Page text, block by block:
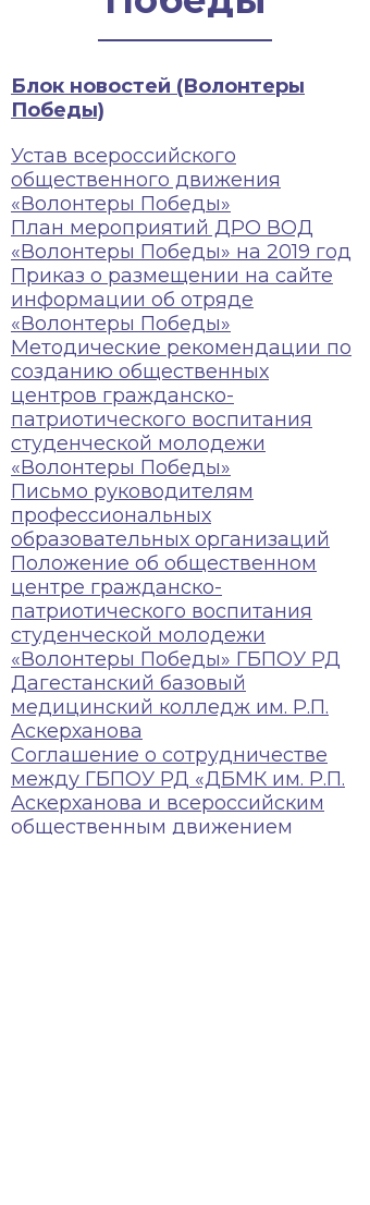
Блок новостей (Волонтеры
Победы)
Устав всероссийского
общественного движения
«Волонтеры Победы»
План мероприятий ДРО ВОД
«Волонтеры Победы» на 2019 год
Приказ о размещении на сайте
информации об отряде
«Волонтеры Победы»
Методические рекомендации по
созданию общественных
центров гражданско-
патриотического воспитания
студенческой молодежи
«Волонтеры Победы»
Письмо руководителям
профессиональных
образовательных организаций
Положение об общественном
центре гражданско-
патриотического воспитания
студенческой молодежи
«Волонтеры Победы» ГБПОУ РД
Дагестанский базовый
медицинский колледж им. Р.П.
Аскерханова
Соглашение о сотрудничестве
между ГБПОУ РД «ДБМК им. Р.П.
Аскерханова и всероссийским
общественным движением